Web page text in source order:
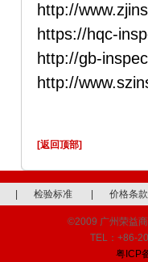
http://
https://hqc-
http://gb-
http://
[返回顶部]
检验标准 价格条款
©2009 广州荣益
TEL：+86-
粤ICP